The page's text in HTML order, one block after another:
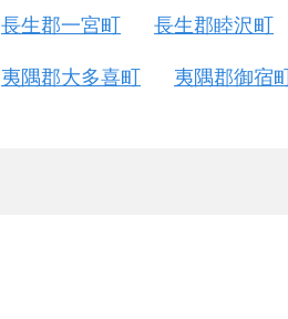
長生郡一宮町 長生郡睦沢町
夷隅郡大多喜町 夷隅郡御宿町